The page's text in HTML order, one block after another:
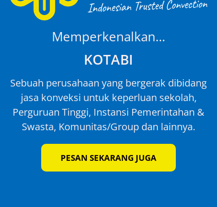
Memperkenalkan…
KOTABI
Sebuah perusahaan yang bergerak dibidang
jasa konveksi untuk keperluan sekolah,
Perguruan Tinggi, Instansi Pemerintahan &
Swasta, Komunitas/Group dan lainnya.
PESAN SEKARANG JUGA